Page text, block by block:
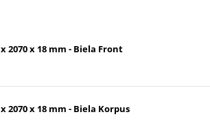
x 2070 x 18 mm - Biela Front
x 2070 x 18 mm - Biela Korpus